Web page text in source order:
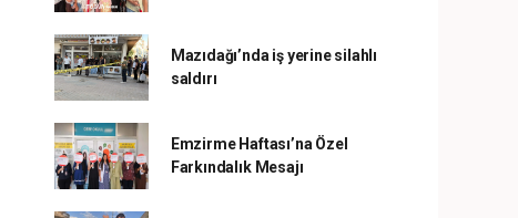
Mazıdağı’nda iş yerine silahlı
saldırı
Emzirme Haftası’na Özel
Farkındalık Mesajı